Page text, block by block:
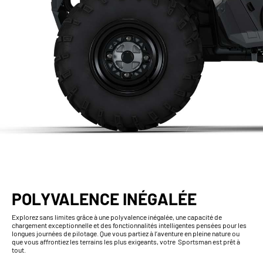
POLYVALENCE INÉGALÉE
Explorez sans limites grâce à une polyvalence inégalée, une capacité de
chargement exceptionnelle et des fonctionnalités intelligentes pensées pour les
longues journées de pilotage. Que vous partiez à l’aventure en pleine nature ou
que vous affrontiez les terrains les plus exigeants, votre Sportsman est prêt à
tout.